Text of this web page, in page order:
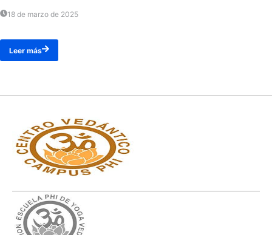
18 de marzo de 2025
Leer más